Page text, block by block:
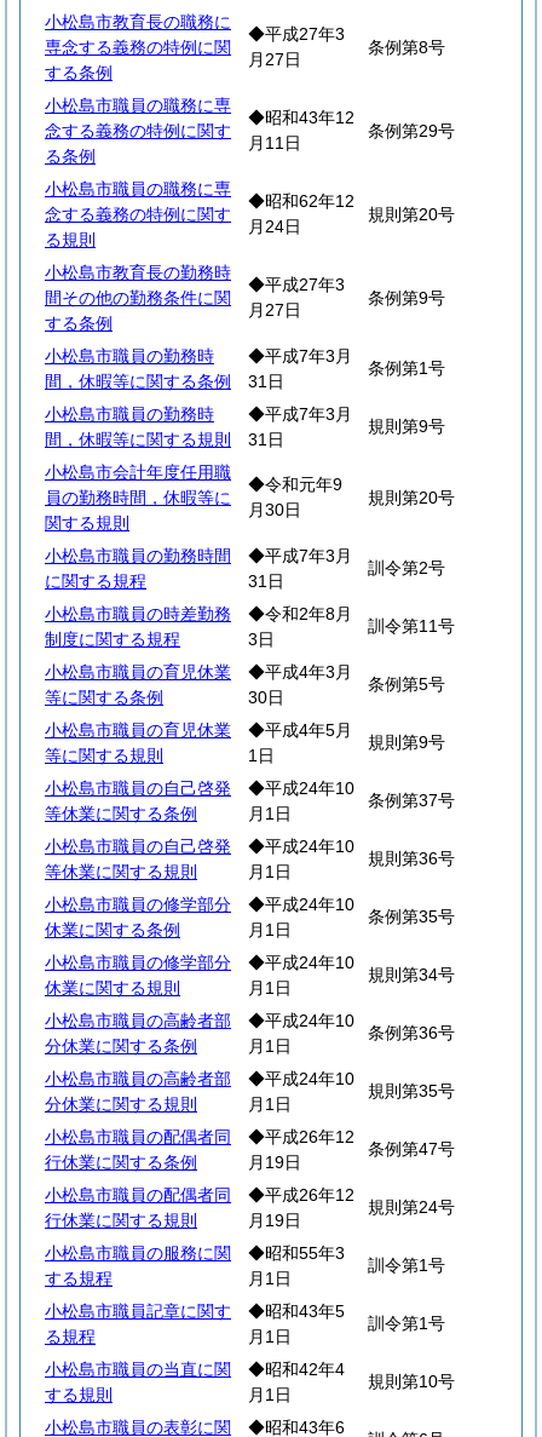
小松島市教育長の職務に
専念する義務の特例に関
する条例
◆平成27年3
月27日
条例第8号
小松島市職員の職務に専
念する義務の特例に関す
る条例
◆昭和43年12
月11日
条例第29号
小松島市職員の職務に専
念する義務の特例に関す
る規則
◆昭和62年12
月24日
規則第20号
小松島市教育長の勤務時
間その他の勤務条件に関
する条例
◆平成27年3
月27日
条例第9号
小松島市職員の勤務時
間，休暇等に関する条例
◆平成7年3月
31日
条例第1号
小松島市職員の勤務時
間，休暇等に関する規則
◆平成7年3月
31日
規則第9号
小松島市会計年度任用職
員の勤務時間，休暇等に
関する規則
◆令和元年9
月30日
規則第20号
小松島市職員の勤務時間
に関する規程
◆平成7年3月
31日
訓令第2号
小松島市職員の時差勤務
制度に関する規程
◆令和2年8月
3日
訓令第11号
小松島市職員の育児休業
等に関する条例
◆平成4年3月
30日
条例第5号
小松島市職員の育児休業
等に関する規則
◆平成4年5月
1日
規則第9号
小松島市職員の自己啓発
等休業に関する条例
◆平成24年10
月1日
条例第37号
小松島市職員の自己啓発
等休業に関する規則
◆平成24年10
月1日
規則第36号
小松島市職員の修学部分
休業に関する条例
◆平成24年10
月1日
条例第35号
小松島市職員の修学部分
休業に関する規則
◆平成24年10
月1日
規則第34号
小松島市職員の高齢者部
分休業に関する条例
◆平成24年10
月1日
条例第36号
小松島市職員の高齢者部
分休業に関する規則
◆平成24年10
月1日
規則第35号
小松島市職員の配偶者同
行休業に関する条例
◆平成26年12
月19日
条例第47号
小松島市職員の配偶者同
行休業に関する規則
◆平成26年12
月19日
規則第24号
小松島市職員の服務に関
する規程
◆昭和55年3
月1日
訓令第1号
小松島市職員記章に関す
る規程
◆昭和43年5
月1日
訓令第1号
小松島市職員の当直に関
する規則
◆昭和42年4
月1日
規則第10号
小松島市職員の表彰に関 ◆昭和43年6